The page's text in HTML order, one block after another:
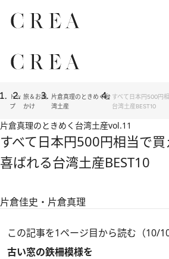
トッ
プ
旅＆お出
かけ
片倉真理のときめく台
湾土産
すべて日本円500円
台湾土産BEST10
片倉真理のときめく台湾土産vol.11
すべて日本円500円相当で
喜ばれる台湾土産BEST10
片倉佳史・片倉真理
この記事を1ページ目から読む（10/10
古い窓の鉄柵模様を